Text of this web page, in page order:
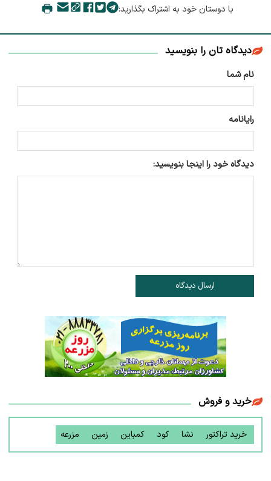
با دوستان خود به اشتراک بگذارید:
دیدگاه تان را بنویسید
نام شما
رایانامه
دیدگاه خود را اینجا بنویسید:
ارسال دیدگاه
خرید و فروش
خرید تراکتور نشا کود کمباین زمین مزرعه